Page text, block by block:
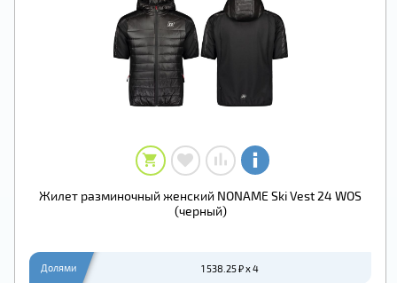
Жилет разминочный женский NONAME Ski Vest 24 WOS
(черный)
Долями 1 538.25 ₽ x 4